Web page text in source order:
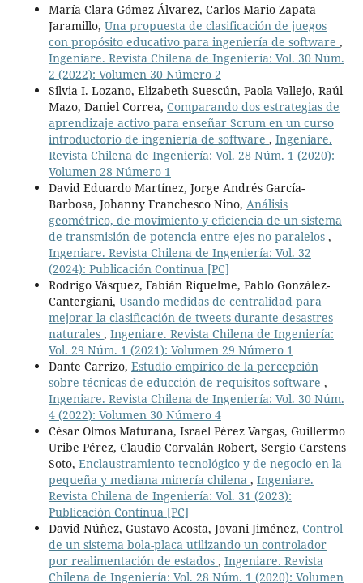
María Clara Gómez Álvarez, Carlos Mario Zapata
Jaramillo, Una propuesta de clasificación de juegos
con propósito educativo para ingeniería de software ,
Ingeniare. Revista Chilena de Ingeniería: Vol. 30 Núm.
2 (2022): Volumen 30 Número 2
Silvia I. Lozano, Elizabeth Suescún, Paola Vallejo, Raúl
Mazo, Daniel Correa, Comparando dos estrategias de
aprendizaje activo para enseñar Scrum en un curso
introductorio de ingeniería de software , Ingeniare.
Revista Chilena de Ingeniería: Vol. 28 Núm. 1 (2020):
Volumen 28 Número 1
David Eduardo Martínez, Jorge Andrés García-
Barbosa, Johanny Franchesco Nino, Análisis
geométrico, de movimiento y eficiencia de un sistema
de transmisión de potencia entre ejes no paralelos ,
Ingeniare. Revista Chilena de Ingeniería: Vol. 32
(2024): Publicación Continua [PC]
Rodrigo Vásquez, Fabián Riquelme, Pablo González-
Cantergiani, Usando medidas de centralidad para
mejorar la clasificación de tweets durante desastres
naturales , Ingeniare. Revista Chilena de Ingeniería:
Vol. 29 Núm. 1 (2021): Volumen 29 Número 1
Dante Carrizo, Estudio empírico de la percepción
sobre técnicas de educción de requisitos software ,
Ingeniare. Revista Chilena de Ingeniería: Vol. 30 Núm.
4 (2022): Volumen 30 Número 4
César Olmos Maturana, Israel Pérez Vargas, Guillermo
Uribe Pérez, Claudio Corvalán Robert, Sergio Carstens
Soto, Enclaustramiento tecnológico y de negocio en la
pequeña y mediana minería chilena , Ingeniare.
Revista Chilena de Ingeniería: Vol. 31 (2023):
Publicación Contínua [PC]
David Núñez, Gustavo Acosta, Jovani Jiménez, Control
de un sistema bola-placa utilizando un controlador
por realimentación de estados , Ingeniare. Revista
Chilena de Ingeniería: Vol. 28 Núm. 1 (2020): Volumen